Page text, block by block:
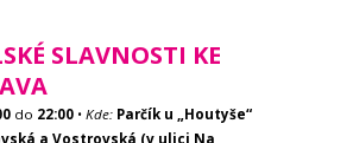
SLAVNOSTI KE
do 22:00 • Kde: Parčík u „Houtyše“
a Vostrovská (v ulici Na